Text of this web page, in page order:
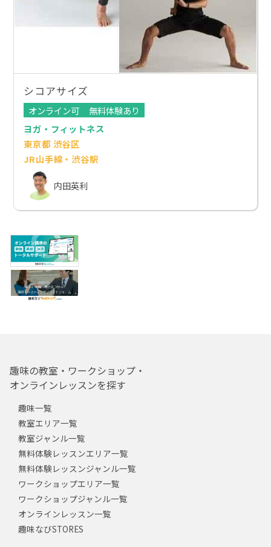
シコアサイズ
オンライン可
無料体験あり
ヨガ・フィットネス
東京都 渋谷区
JR山手線・渋谷駅
内田英利
趣味の教室・ワークショップ・
オンラインレッスンを探す
趣味一覧
教室エリア一覧
教室ジャンル一覧
無料体験レッスンエリア一覧
無料体験レッスンジャンル一覧
ワークショップエリア一覧
ワークショップジャンル一覧
オンラインレッスン一覧
趣味なびSTORES